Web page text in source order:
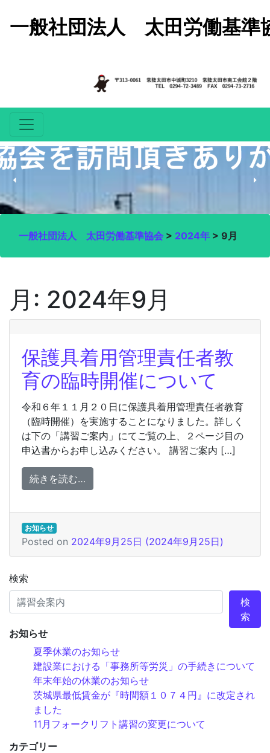
一般社団法人 太田労働基準
一般社団法人 太田労働基準協会 > 2024年 > 9月
月: 2024年9月
保護具着用管理責任者教
育の臨時開催について
令和６年１１月２０日に保護具着用管理責任者教育
（臨時開催）を実施することになりました。詳しく
は下の「講習ご案内」にてご覧の上、２ページ目の
申込書からお申し込みください。 講習ご案内 […]
続きを読む…
お知らせ
Posted on 2024年9月25日 (2024年9月25日)
検索
検
索
お知らせ
夏季休業のお知らせ
建設業における「事務所等労災」の手続きについて
年末年始の休業のお知らせ
茨城県最低賃金が『時間額１０７４円』に改定され
ました
11月フォークリフト講習の変更について
カテゴリー